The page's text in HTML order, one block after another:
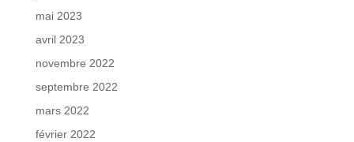
mai 2023
avril 2023
novembre 2022
septembre 2022
mars 2022
février 2022